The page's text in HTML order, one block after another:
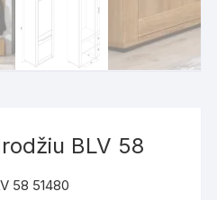
BLV 58
58 51480